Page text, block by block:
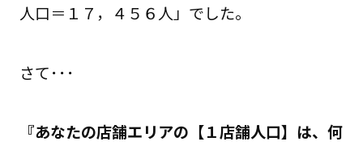
人口＝１７，４５６人」でした。
さて･･･
『あなたの店舗エリアの【１店舗人口】は、何